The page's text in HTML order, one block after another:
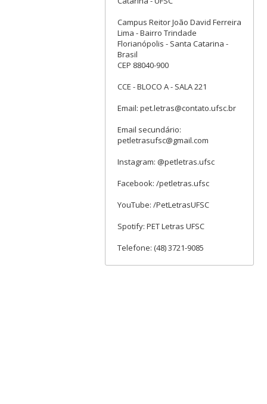
Campus Reitor João David Ferreira
Lima - Bairro Trindade
Florianópolis - Santa Catarina -
Brasil
CEP 88040-900
CCE - BLOCO A - SALA 221
Email: pet.letras@contato.ufsc.br
Email secundário:
petletrasufsc@gmail.com
Instagram: @petletras.ufsc
Facebook: /petletras.ufsc
YouTube: /PetLetrasUFSC
Spotify: PET Letras UFSC
Telefone: (48) 3721-9085